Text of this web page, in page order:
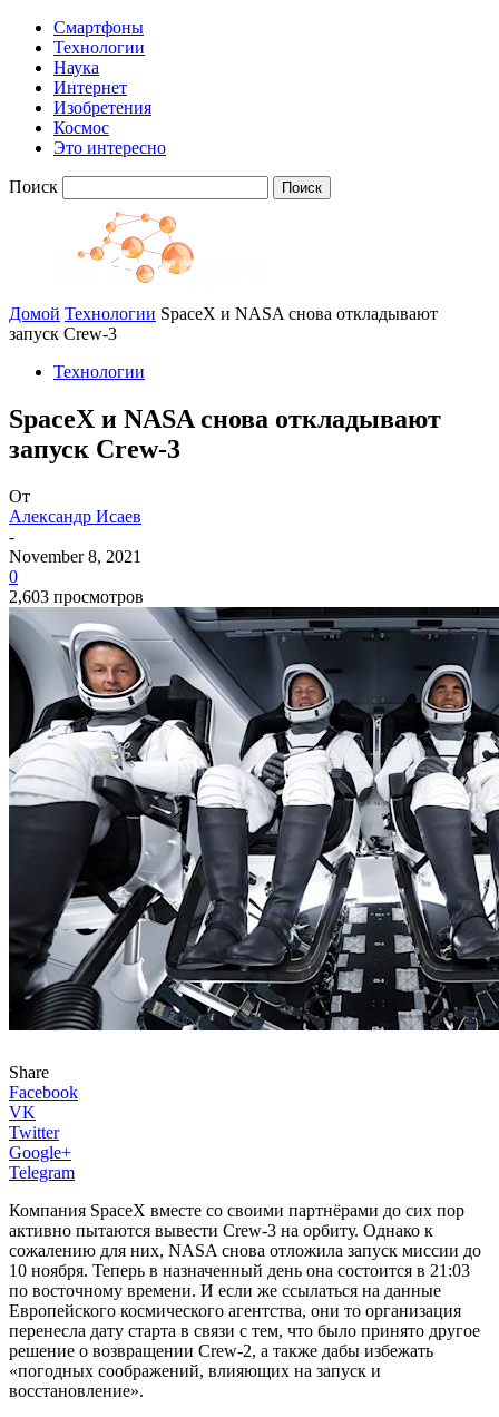
Смартфоны
Технологии
Наука
Интернет
Изобретения
Космос
Это интересно
Поиск
Домой Технологии SpaceX и NASA снова откладывают
запуск Crew-3
Технологии
SpaceX и NASA снова откладывают
запуск Crew-3
От
Александр Исаев
-
November 8, 2021
0
2,603 просмотров
Share
Facebook
VK
Twitter
Google+
Telegram
Компания SpaceX вместе со своими партнёрами до сих пор
активно пытаются вывести Crew-3 на орбиту. Однако к
сожалению для них, NASA снова отложила запуск миссии до
10 ноября. Теперь в назначенный день она состоится в 21:03
по восточному времени. И если же ссылаться на данные
Европейского космического агентства, они то организация
перенесла дату старта в связи с тем, что было принято другое
решение о возвращении Crew-2, а также дабы избежать
«погодных соображений, влияющих на запуск и
восстановление».